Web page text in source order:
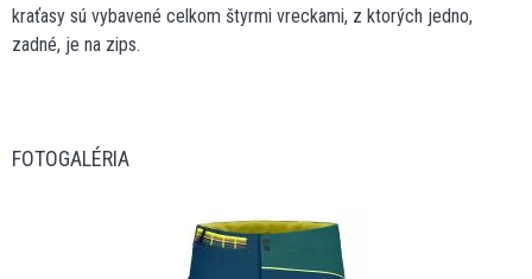
kraťasy sú vybavené celkom štyrmi vreckami, z ktorých jedno,
zadné, je na zips.
FOTOGALÉRIA